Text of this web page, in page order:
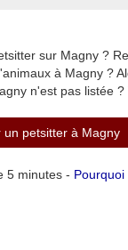
sur Magny ?
à Magny ?
n'est pas listée
un petsitter à Magny
5 minutes -